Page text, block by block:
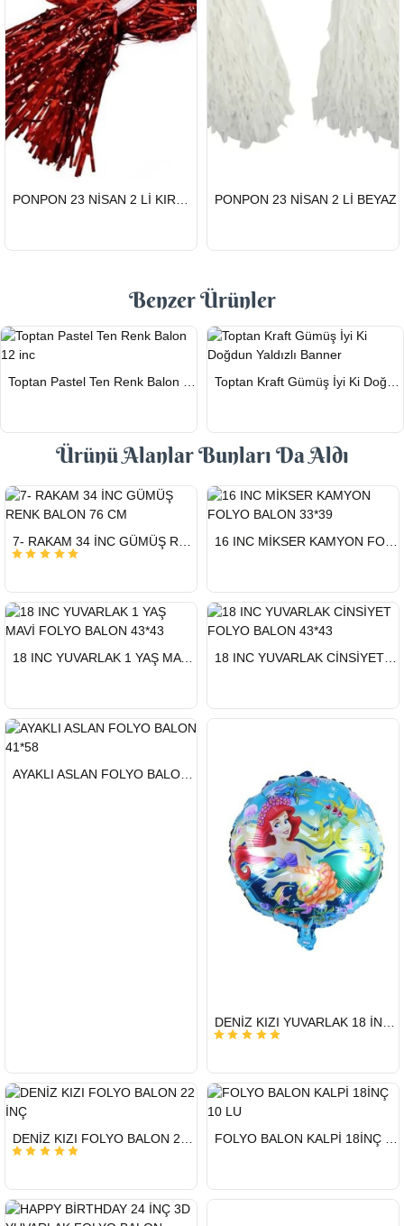
GÖNDERİ
GÖNDERİ
PONPON 23 NİSAN 2 Lİ BEYAZ
Benzer Ürünler
GÖNDERİ
GÖNDERİ
Ürünü Alanlar Bunları Da Aldı
GÖNDERİ
GÖNDERİ
16 INC MİKSER KAMYON FOLYO BALON 33*39
GÖNDERİ
18 INC YUVARLAK 1 YAŞ MAVİ FOLYO BALON 43*43
GÖNDERİ
18 INC YUVARLAK CİNSİYET FOLYO BALON 43*43
GÖNDERİ
HIZLI
GÖNDERİ
DENİZ KIZI YUVARLAK 18 İNC FOLYO BALON
HIZLI
GÖNDERİ
DENİZ KIZI FOLYO BALON 22 İNÇ
HIZLI
GÖNDERİ
FOLYO BALON KALPİ 18İNÇ 10 LU